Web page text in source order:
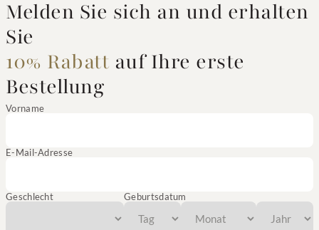
Melden Sie sich an und erhalten
Sie
10% Rabatt auf Ihre erste
Bestellung
Vorname
E-Mail-Adresse
Geschlecht Geburtsdatum